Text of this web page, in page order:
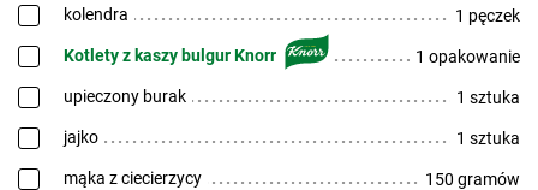
kolendra 1 pęczek
Kotlety z kaszy bulgur Knorr 1 opakowanie
upieczony burak 1 sztuka
jajko 1 sztuka
mąka z ciecierzycy 150 gramów